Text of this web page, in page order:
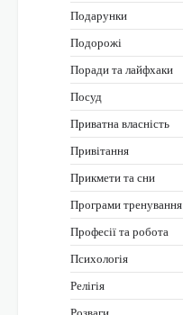
Подарунки
Подорожі
Поради та лайфхаки
Посуд
Приватна власність
Привітання
Прикмети та сни
Програми тренування
Професії та робота
Психологія
Релігія